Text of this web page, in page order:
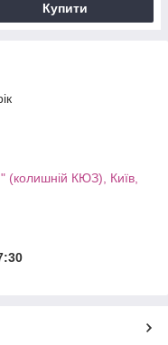
Купити
(колишній КЮЗ), Київ,